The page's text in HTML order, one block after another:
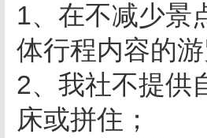
1、在不减少景
体行程内容的游
2、我社不提供
床或拼住；